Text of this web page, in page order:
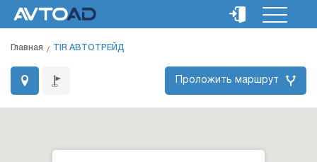
Главная TIR АВТОТРЕЙД
Проложить маршрут